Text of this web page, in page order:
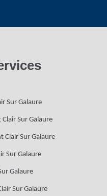
Sur Galaure
Sur Galaure
Clair Sur Galaure
Sur Galaure
Galaure
Sur Galaure